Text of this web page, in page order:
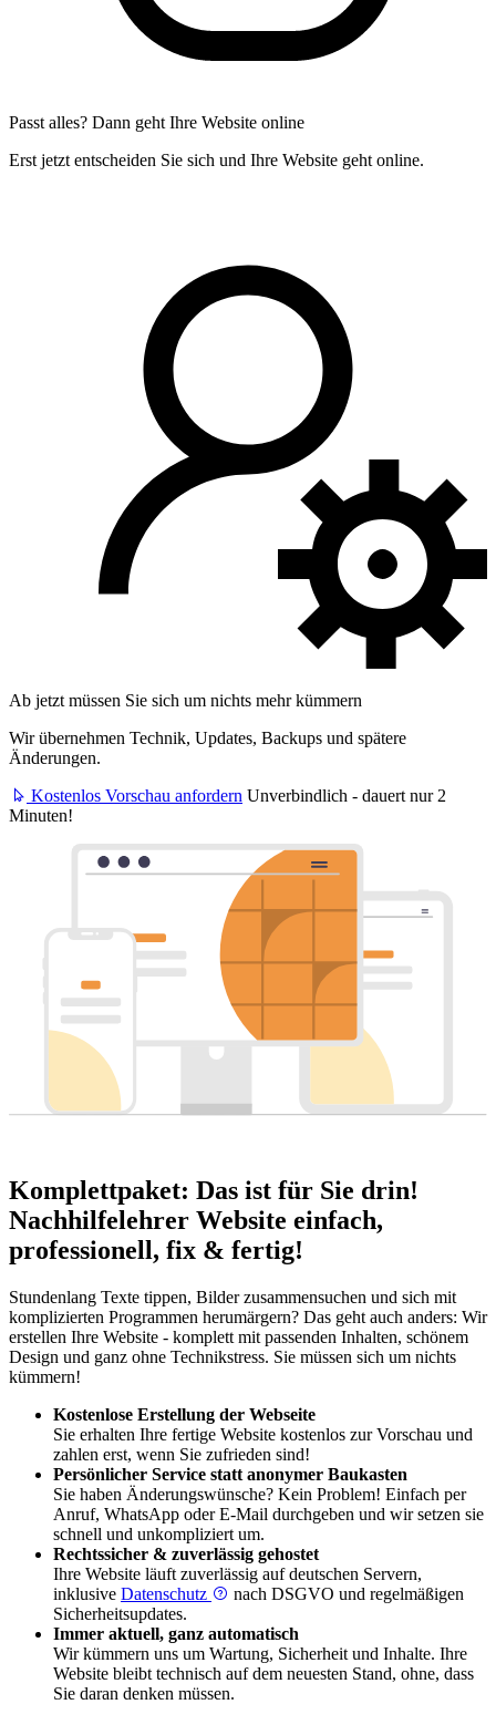
Passt alles? Dann geht Ihre Website online
Erst jetzt entscheiden Sie sich und Ihre Website geht online.
Ab jetzt müssen Sie sich um nichts mehr kümmern
Wir übernehmen Technik, Updates, Backups und spätere
Änderungen.
Kostenlos Vorschau anfordern Unverbindlich - dauert nur 2
Minuten!
Komplettpaket: Das ist für Sie drin!
Nachhilfe­lehrer Website einfach,
professionell, fix & fertig!
Stundenlang Texte tippen, Bilder zusammensuchen und sich mit
komplizierten Programmen herumärgern? Das geht auch anders: Wir
erstellen Ihre Website - komplett mit passenden Inhalten, schönem
Design und ganz ohne Technikstress. Sie müssen sich um nichts
kümmern!
Kostenlose Erstellung der Webseite
Sie erhalten Ihre fertige Website kostenlos zur Vorschau und
zahlen erst, wenn Sie zufrieden sind!
Persönlicher Service statt anonymer Baukasten
Sie haben Änderungswünsche? Kein Problem! Einfach per
Anruf, WhatsApp oder E-Mail durchgeben und wir setzen sie
schnell und unkompliziert um.
Rechtssicher & zuverlässig gehostet
Ihre Website läuft zuverlässig auf deutschen Servern,
inklusive Datenschutz
nach DSGVO und regelmäßigen
Sicherheitsupdates.
Immer aktuell, ganz automatisch
Wir kümmern uns um Wartung, Sicherheit und Inhalte. Ihre
Website bleibt technisch auf dem neuesten Stand, ohne, dass
Sie daran denken müssen.